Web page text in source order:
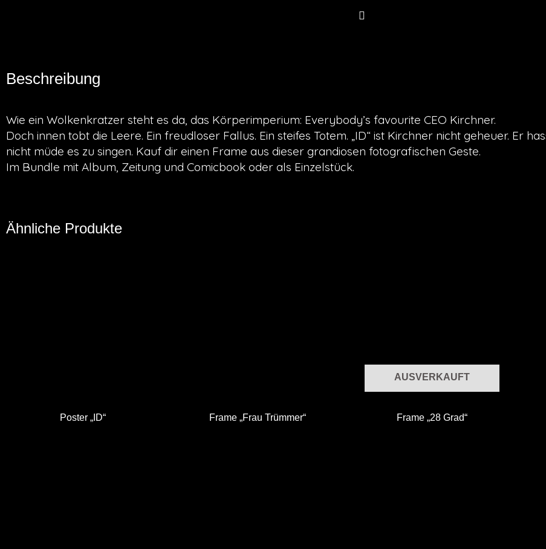
Beschreibung
Wie ein Wolkenkratzer steht es da, das Körperimperium: Everybody’s favourite CEO Kirchner.
Doch innen tobt die Leere. Ein freudloser Fallus. Ein steifes Totem. „ID“ ist Kirchner nicht geheuer. Er
nicht müde es zu singen. Kauf dir einen Frame aus dieser grandiosen fotografischen Geste.
Im Bundle mit Album, Zeitung und Comicbook oder als Einzelstück.
Ähnliche Produkte
Poster „ID“ Frame „Frau Trümmer“
AUSVERKAUFT
Frame „28 Grad“